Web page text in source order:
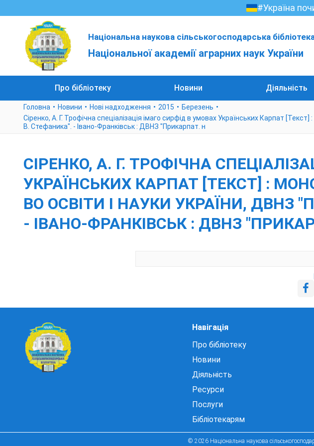
#Україна
Національна наукова сільськогосподарська
Національної академії аграрних наук України
Про бібліотеку Новини Діяльність
Головна Новини Нові надходження 2015
Березень
Сіренко, А. Г. Трофічна спеціалізація імаго сирфід в умовах Українських Карпат
В. Стефаника". - Івано-Франківськ : ДВНЗ "Прикарпат. н
СІРЕНКО, А. Г. ТРОФІЧНА
УКРАЇНСЬКИХ КАРПАТ [ТЕКСТ] :
ВО ОСВІТИ І НАУКИ УКРАЇНИ, ДВНЗ
- ІВАНО-ФРАНКІВСЬК : ДВНЗ
Навігація
Про бібліотеку
Новини
Діяльність
Ресурси
Послуги
Бібліотекарям
© 2026 Національна наукова